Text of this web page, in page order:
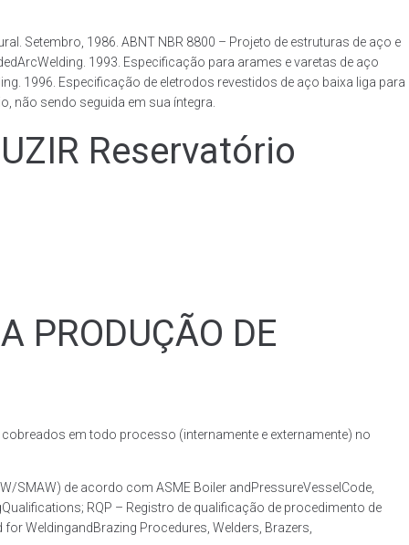
Setembro, 1986. ABNT NBR 8800 – Projeto de estruturas de aço e
1993. Especificação para arames e varetas de aço
1996. Especificação de eletrodos revestidos de aço baixa liga para
não sendo seguida em sua íntegra.
Reservatório
PRODUÇÃO DE
em todo processo (internamente e externamente) no
SMAW) de acordo com ASME Boiler andPressureVesselCode,
RQP – Registro de qualificação de procedimento de
WeldingandBrazing Procedures, Welders, Brazers,